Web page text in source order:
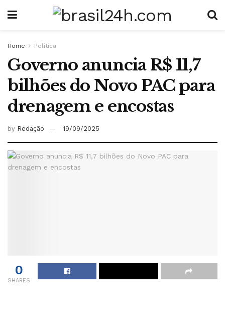
Home Política
Governo anuncia R$ 11,7
bilhões do Novo PAC para
drenagem e encostas
by Redação 19/09/2025
0
SHARES